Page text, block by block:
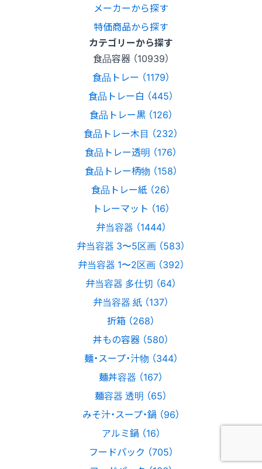
メーカーから探す
特価商品から探す
カテゴリーから探す
食品容器 （10939）
食品トレー （1179）
食品トレー白 （445）
食品トレー黒 （126）
食品トレー木目 （232）
食品トレー透明 （176）
食品トレー柄物 （158）
食品トレー紙 （26）
トレーマット （16）
弁当容器 （1444）
弁当容器 3〜5区画 （583）
弁当容器 1〜2区画 （392）
弁当容器 多仕切 （64）
弁当容器 紙 （137）
折箱 （268）
丼もの容器 （580）
麺・スープ・汁物 （344）
麺丼容器 （167）
麺容器 透明 （65）
みそ汁・スープ・鍋 （96）
アルミ鍋 （16）
フードパック （705）